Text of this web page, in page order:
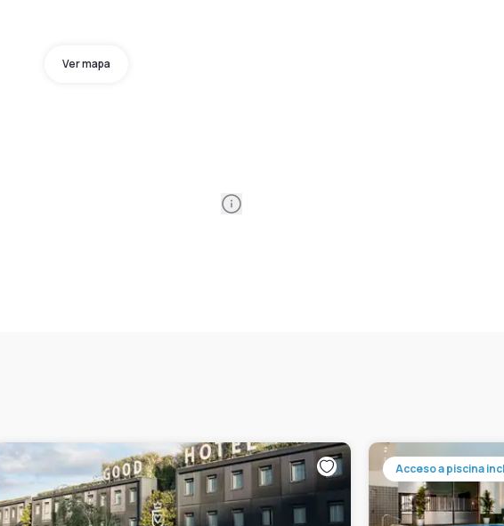
Ver mapa
Information
Acceso a piscina